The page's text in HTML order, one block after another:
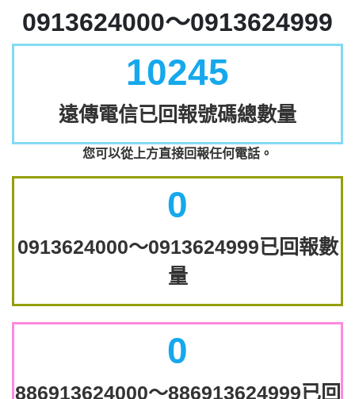
0913624000～0913624999
10245
遠傳電信已回報號碼總數量
您可以從上方直接回報任何電話。
0
0913624000～0913624999已回報數
量
0
886913624000～886913624999已回